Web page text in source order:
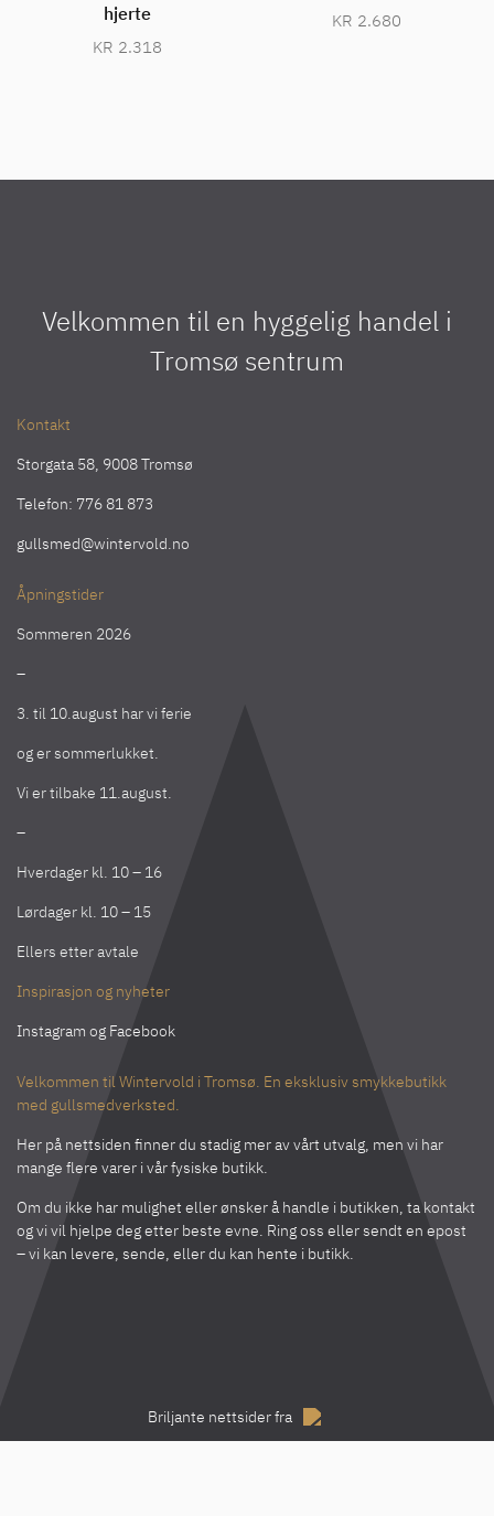
hjerte
KR 2.318
KR 2.680
Velkommen til en hyggelig handel i
Tromsø sentrum
Kontakt
Storgata 58, 9008 Tromsø
Telefon: 776 81 873
gullsmed@wintervold.no
Åpningstider
Sommeren 2026
–
3. til 10.august har vi ferie
og er sommerlukket.
Vi er tilbake 11.august.
–
Hverdager kl. 10 – 16
Lørdager kl. 10 – 15
Ellers etter avtale
Inspirasjon og nyheter
Instagram og Facebook
Velkommen til Wintervold i Tromsø. En eksklusiv smykkebutikk
med gullsmedverksted.
Her på nettsiden finner du stadig mer av vårt utvalg, men vi har
mange flere varer i vår fysiske butikk.
Om du ikke har mulighet eller ønsker å handle i butikken, ta kontakt
og vi vil hjelpe deg etter beste evne. Ring oss eller sendt en epost
– vi kan levere, sende, eller du kan hente i butikk.
Briljante nettsider fra